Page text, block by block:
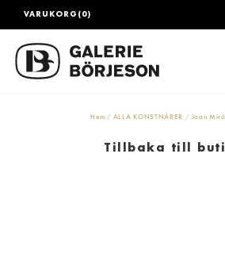
VARUKORG(0)
Hem ALLA KONSTNÄRER Joan Miró
Tillbaka till